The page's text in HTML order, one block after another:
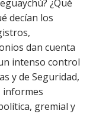
¿Qué
decían los
dan cuenta
intenso control
y de Seguridad,
informes
gremial y